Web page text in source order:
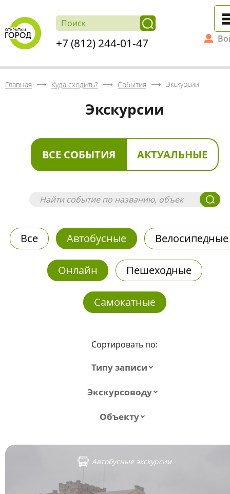
+7 (812) 244-01-47
Главная Куда сходить? События Экскурсии
Экскурсии
ВСЕ СОБЫТИЯ АКТУАЛЬНЫЕ
Все Автобусные Велосипедные
Онлайн Пешеходные
Самокатные
Сортировать по:
Типу записи
Экскурсоводу
Объекту
Автобусные экскурсии